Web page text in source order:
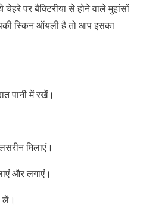
पर बैक्टिरीया से होने वाले मुहांसों
स्किन ऑयली है तो आप इसका
पानी में रखें।
मिलाएं।
और लगाएं।
लें।